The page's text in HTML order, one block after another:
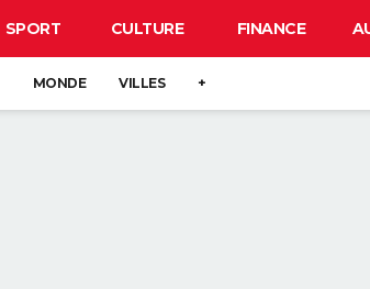
SPORT CULTURE FINANCE
MONDE VILLES +